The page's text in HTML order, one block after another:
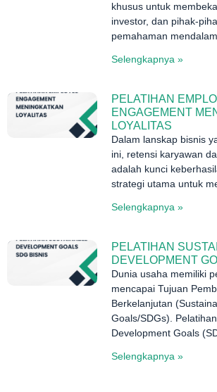
khusus untuk
investor, dan pihak-
pemahaman mendalam
Selengkapnya »
PELATIHAN
ENGAGEMENT
LOYALITAS
Dalam lanskap bisnis
ini, retensi karyawan
adalah kunci
strategi utama untuk
Selengkapnya »
PELATIHAN
DEVELOPMENT
Dunia usaha memiliki
mencapai Tujuan
Berkelanjutan
Goals/SDGs).
Development Goals
Selengkapnya »